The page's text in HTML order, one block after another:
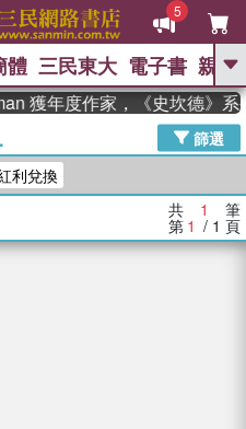
5
GO
The Odyssey 、
、 如果歷史是一群喵 、 暑期
、 國際布克獎 臺灣漫遊錄
、 台灣的李登輝時代 、 數學女
曼猜想
偉大的迷走神經
體 三民東大 電子書 親子
獲年度作家，《史坎德》系
篩選
利兌換
共 1 筆
第 1 / 1 頁